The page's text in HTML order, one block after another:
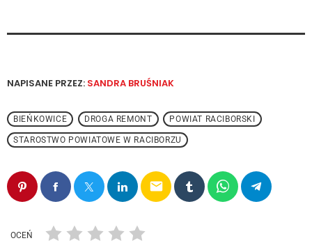
NAPISANE PRZEZ: SANDRA BRUŚNIAK
BIEŃKOWICE DROGA REMONT POWIAT RACIBORSKI
STAROSTWO POWIATOWE W RACIBORZU
email
OCEŃ